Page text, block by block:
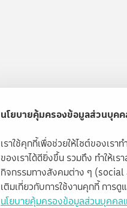
นโยบายคุ้มครองข้อมูลส่วนบุค
เราใช้คุกกี้เพื่อช่วยให้ไซต์ของเร
ของเราได้ดียิ่งขึ้น รวมถึง ทำให้เ
กิจกรรมทางสังคมต่าง ๆ
เติมเกี่ยวกับการใช้งานคุกกี้ การ
นโยบายคุ้มครองข้อมูลส่วนบุคคล